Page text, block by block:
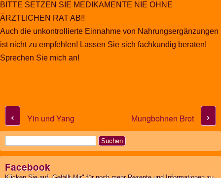
BITTE SETZEN SIE MEDIKAMENTE NIE OHNE
ÄRZTLICHEN RAT AB!!
Auch die unkontrollierte Einnahme von Nahrungsergänzungen
ist nicht zu empfehlen! Lassen Sie sich fachkundig beraten!
Sprechen Sie mich an!
‹ Yin und Yang Mungbohnen Brot ›
Facebook